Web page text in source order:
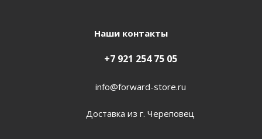
Наши контакты
+7 921 254 75 05
info@forward-store.ru
Доставка из г. Череповец